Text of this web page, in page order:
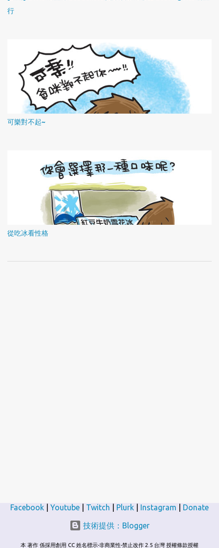
行
可樂對不起~
從吃冰看性格
Facebook Youtube Twitch Plurk Instagram Donate
技術提供：Blogger
本 著作 係採用創用 CC 姓名標示-非商業性-禁止改作 2.5 台灣 授權條款授權